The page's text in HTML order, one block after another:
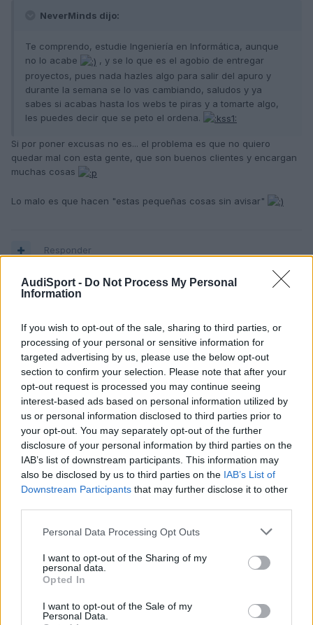
AudiSport - Do Not Process My Personal
Information
If you wish to opt-out of the sale, sharing to third parties, or
processing of your personal or sensitive information for
targeted advertising by us, please use the below opt-out
section to confirm your selection. Please note that after your
opt-out request is processed you may continue seeing
interest-based ads based on personal information utilized by
us or personal information disclosed to third parties prior to
your opt-out. You may separately opt-out of the further
disclosure of your personal information by third parties on the
IAB’s list of downstream participants. This information may
also be disclosed by us to third parties on the IAB’s List of
Downstream Participants that may further disclose it to other
Personal Data Processing Opt Outs
I want to opt-out of the Sharing of my
personal data.
Opted In
I want to opt-out of the Sale of my
Personal Data.
NeverMinds dijo:
Te comprendo, estudie Ingeniería en Informática, aunque
no lo acabe
, y se lo que es el agobio de entregar
proyectos, pues nada hazles algo para salir del apuro y
durante la semana se lo vas cambiando, saludos y ya
sabes si acabas hasta los webs te piras y a tomarte algo,
les puedes decir que se peto el ordena.
Si por poner excusas no es... el problema es que no quiero
quedar mal con esta gente, que son buenos clientes y encargan
muchas cosas
Lo malo es que hacen "estas pequeñas cosas sin avisar"
Responder
pues mucho animo tio
veras con que ganas coges los proximos findes!!
Responder
Jcl
26 de Febrero del 2005
Quedan algunas cosas aun pero...
YASTA BIEN
www.discorevival.com